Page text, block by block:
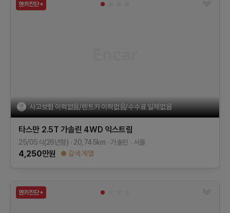
사고보험 이력없음/렌트카 이력없음/수수료 일체없음
타스만 2.5T 가솔린 4WD 익스트림
25/05식(26년형) 20,745km 가솔린 서울
4,250만원 갈색 계열